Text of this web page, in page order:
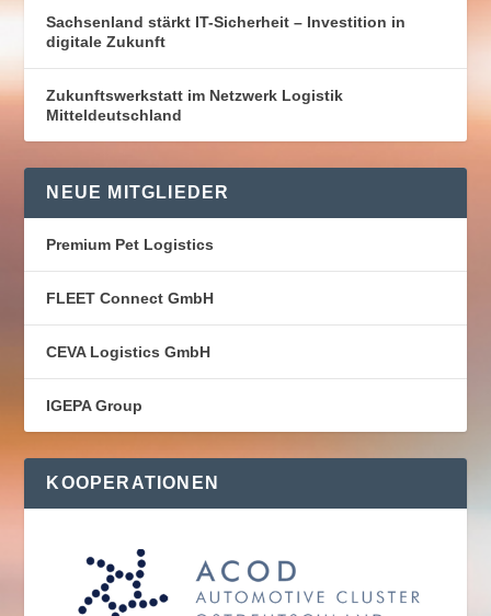
Sachsenland stärkt IT-Sicherheit – Investition in
digitale Zukunft
Zukunftswerkstatt im Netzwerk Logistik
Mitteldeutschland
NEUE MITGLIEDER
Premium Pet Logistics
FLEET Connect GmbH
CEVA Logistics GmbH
IGEPA Group
KOOPERATIONEN